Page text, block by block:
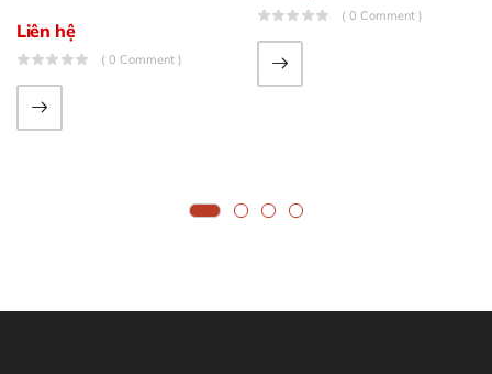
Liên hệ
( 0 Comment )
( 0 Comment )